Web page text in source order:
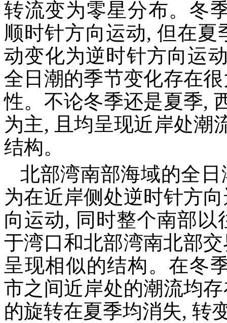
转流变为零星分布。冬
顺时针方向运动, 但在
动变化为逆时针方向运
全日潮的季节变化存在
性。不论冬季还是夏季,
为主, 且均呈现近岸处潮
结构。
北部湾南部海域的全
为在近岸侧处逆时针方
向运动, 同时整个南部
于湾口和北部湾南北部
呈现相似的结构。在冬
市之间近岸处的潮流均
的旋转在夏季均消失, 转